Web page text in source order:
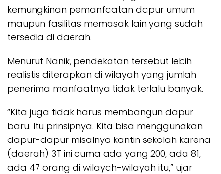
kemungkinan pemanfaatan dapur umum
maupun fasilitas memasak lain yang sudah
tersedia di daerah.
Menurut Nanik, pendekatan tersebut lebih
realistis diterapkan di wilayah yang jumlah
penerima manfaatnya tidak terlalu banyak.
“Kita juga tidak harus membangun dapur
baru. Itu prinsipnya. Kita bisa menggunakan
dapur-dapur misalnya kantin sekolah karena
(daerah) 3T ini cuma ada yang 200, ada 81,
ada 47 orang di wilayah-wilayah itu,” ujar